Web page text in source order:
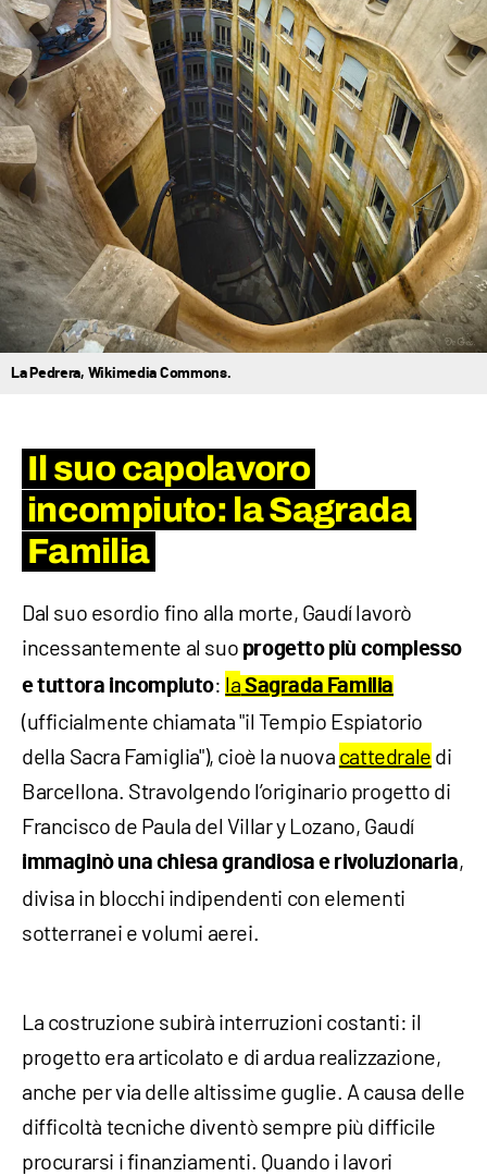
La Pedrera, Wikimedia Commons.
Il suo capolavoro
incompiuto: la Sagrada
Familia
Dal suo esordio fino alla morte, Gaudí lavorò
incessantemente al suo progetto più complesso
e tuttora incompiuto: laSagrada Familia
(ufficialmente chiamata "il Tempio Espiatorio
della Sacra Famiglia"), cioè la nuova cattedrale di
Barcellona. Stravolgendo l’originario progetto di
Francisco de Paula del Villar y Lozano, Gaudí
immaginò una chiesa grandiosa e rivoluzionaria,
divisa in blocchi indipendenti con elementi
sotterranei e volumi aerei.
La costruzione subirà interruzioni costanti: il
progetto era articolato e di ardua realizzazione,
anche per via delle altissime guglie. A causa delle
difficoltà tecniche diventò sempre più difficile
procurarsi i finanziamenti. Quando i lavori